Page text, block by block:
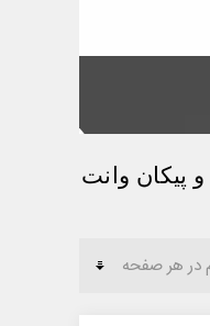
206 ، پژو 405 ، زانتیا ، پیکان و پیکان وانت